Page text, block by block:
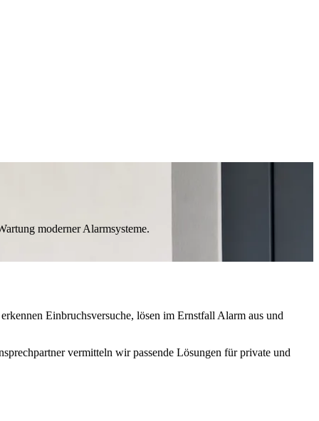
moderner Alarmsysteme.
Einbruchsversuche, lösen im Ernstfall Alarm aus und
vermitteln wir passende Lösungen für private und